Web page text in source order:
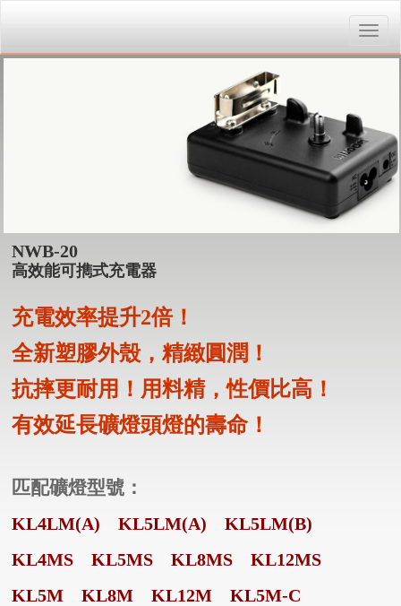
Toggle
NWB-20
高效能可擕式充電器
充電效率提升2倍！
全新塑膠外殼，精緻圓潤！
抗摔更耐用！用料精，性價比高！
有效延長礦燈頭燈的壽命！
匹配礦燈型號：
KL4LM(A) KL5LM(A)
KL5LM(B)
KL4MS
KL5MS KL8MS
KL12MS
KL5M
KL8M KL12M KL5M-C